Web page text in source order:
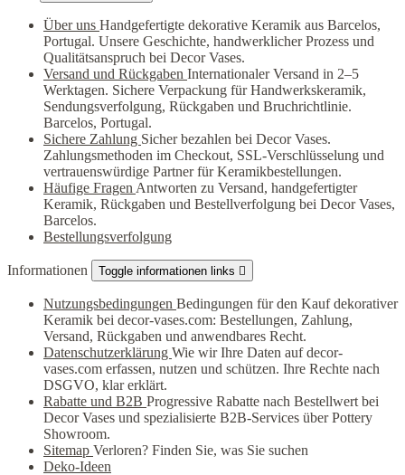
Über uns Handgefertigte dekorative Keramik aus Barcelos,
Portugal. Unsere Geschichte, handwerklicher Prozess und
Qualitätsanspruch bei Decor Vases.
Versand und Rückgaben Internationaler Versand in 2–5
Werktagen. Sichere Verpackung für Handwerkskeramik,
Sendungsverfolgung, Rückgaben und Bruchrichtlinie.
Barcelos, Portugal.
Sichere Zahlung Sicher bezahlen bei Decor Vases.
Zahlungsmethoden im Checkout, SSL-Verschlüsselung und
vertrauenswürdige Partner für Keramikbestellungen.
Häufige Fragen Antworten zu Versand, handgefertigter
Keramik, Rückgaben und Bestellverfolgung bei Decor Vases,
Barcelos.
Bestellungsverfolgung
Informationen Toggle informationen links 
Nutzungsbedingungen Bedingungen für den Kauf dekorativer
Keramik bei decor-vases.com: Bestellungen, Zahlung,
Versand, Rückgaben und anwendbares Recht.
Datenschutzerklärung Wie wir Ihre Daten auf decor-
vases.com erfassen, nutzen und schützen. Ihre Rechte nach
DSGVO, klar erklärt.
Rabatte und B2B Progressive Rabatte nach Bestellwert bei
Decor Vases und spezialisierte B2B-Services über Pottery
Showroom.
Sitemap Verloren? Finden Sie, was Sie suchen
Deko-Ideen